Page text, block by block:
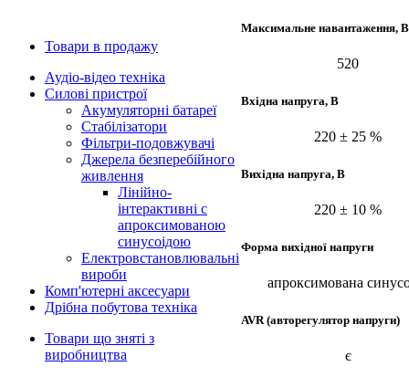
Товари в продажу
Аудіо-відео техніка
Силові пристрої
Акумуляторні батареї
Стабілізатори
Фільтри-подовжувачі
Джерела безперебійного
живлення
Лінійно-
інтерактивні с
апроксимованою
синусоідою
Електровстановлювальні
вироби
Комп'ютерні аксесуари
Дрібна побутова техніка
Товари що зняті з
виробництва
Максимальне навантаження,
520
Вхідна напруга, В
220 ± 25 %
Вихідна напруга, В
220 ± 10 %
Форма вихідної напруги
апроксимована
AVR (авторегулятор напруги)
є